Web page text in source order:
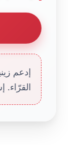
إدعم
القرّاء.